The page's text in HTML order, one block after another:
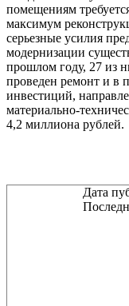
помещениям
максимум
серьезные усилия
модернизации
прошлом году, 27 из
проведен ремонт и в
инвестиций,
материально-
4,2 миллиона рублей.
Дата